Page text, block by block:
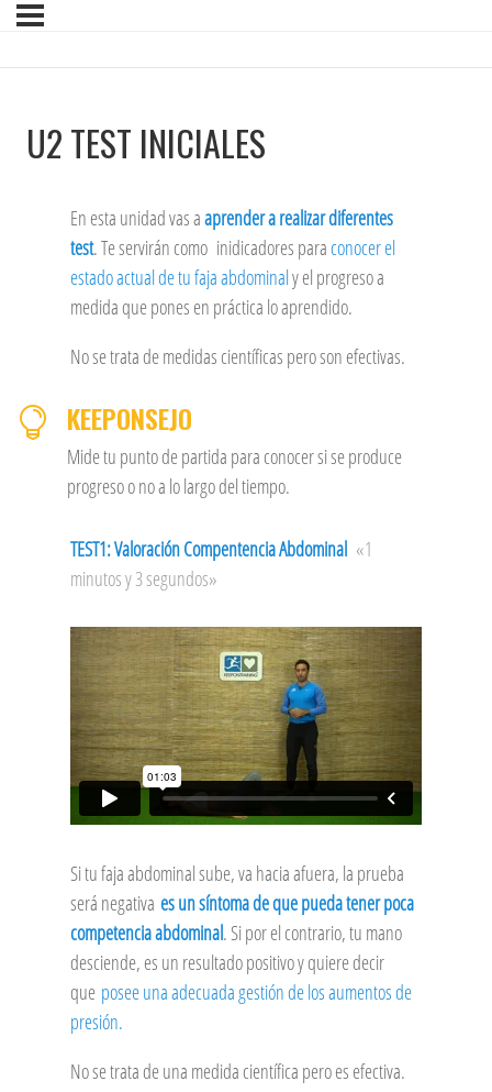
U2 TEST INICIALES
En esta unidad vas aaprender a realizar diferentes
test. Te servirán como inidicadores paraconocer el
estado actual de tu faja abdominaly el progreso a
medida que pones en práctica lo aprendido.
No se trata de medidas científicas pero son efectivas.
 KEEPONSEJO
Mide tu punto de partida para conocer si se produce
progreso o no a lo largo del tiempo.
TEST1: Valoración Compentencia Abdominal «1
minutos y 3 segundos»
Si tu faja abdominal sube, va hacia afuera, la prueba
será negativa es un síntoma de que pueda tener poca
competencia abdominal. Si por el contrario, tu mano
desciende, es un resultado positivo y quiere decir
que posee una adecuada gestión de los aumentos de
presión.
No se trata de una medida científica pero es efectiva.